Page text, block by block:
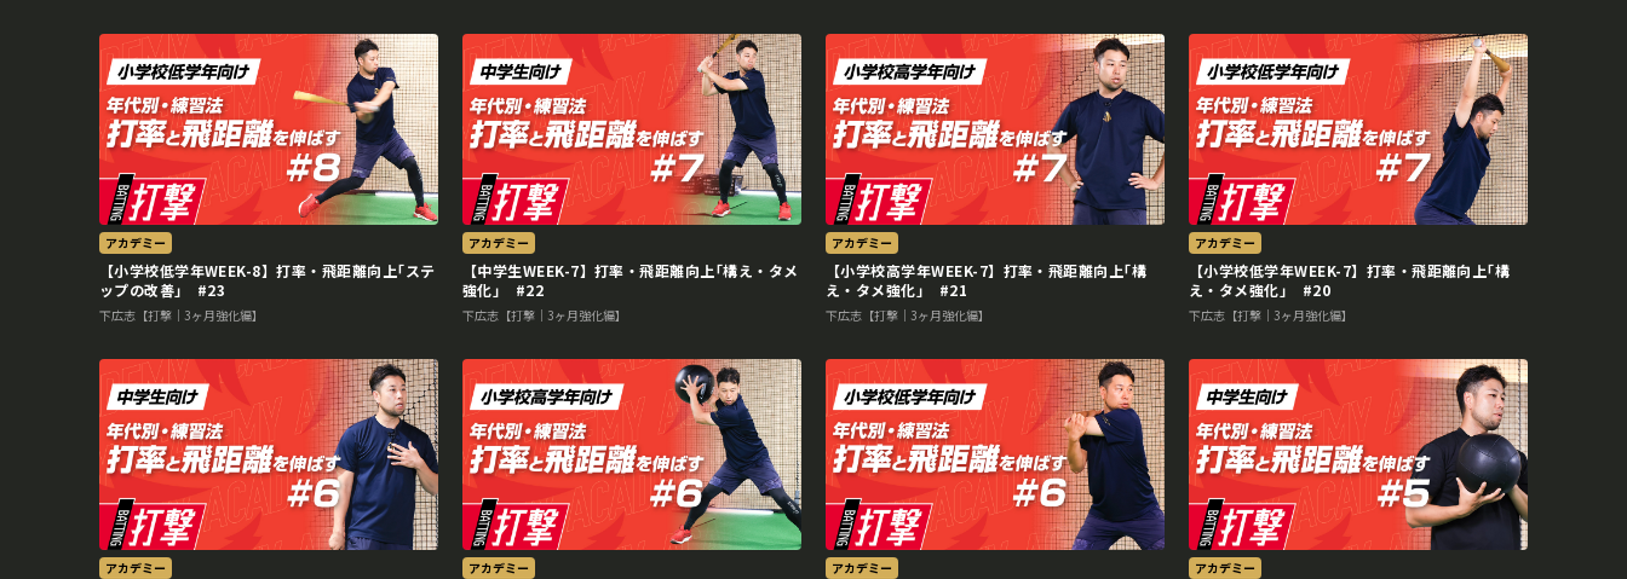
アカデミー
【小学校低学年WEEK-8】打率・飛距離向上｢ステ
ップの改善｣ #23
下広志【打撃｜3ヶ月強化編】
アカデミー
【中学生WEEK-7】打率・飛距離向上｢構え・タメ
強化｣ #22
下広志【打撃｜3ヶ月強化編】
アカデミー
【小学校高学年WEEK-7】打率・飛距離向上｢構
え・タメ強化｣ #21
下広志【打撃｜3ヶ月強化編】
アカデミー
【小学校低学年WEEK-7】打率・飛距離向上｢構
え・タメ強化｣ #20
下広志【打撃｜3ヶ月強化編】
アカデミー アカデミー アカデミー アカデミー